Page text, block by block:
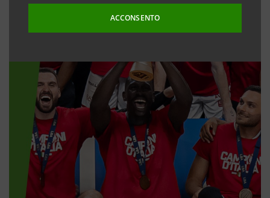
ACCONSENTO